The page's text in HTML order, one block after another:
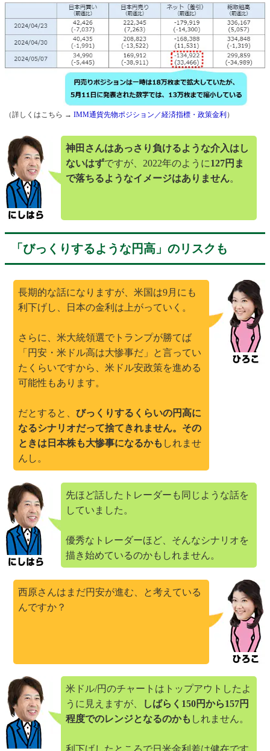
（詳しくはこちら → IMM通貨先物ポジション／経済指標・政策金利 ）
神田さんはあっさり負けるような介入はし
ないはずですが、2022年のように127円ま
で落ちるようなイメージはありません。
「びっくりするような円高」のリスクも
長期的な話になりますが、米国は9月にも
利下げし、日本の金利は上がっていく。
さらに、米大統領選でトランプが勝てば
「円安・米ドル高は大惨事だ」と言ってい
たくらいですから、米ドル安政策を進める
可能性もあります。
だとすると、 びっくりするくらいの円高に
なるシナリオだって捨てきれません。その
ときは日本株も大惨事になるかも しれませ
んし。
先ほど話したトレーダーも同じような話を
していました。
優秀なトレーダーほど、そんなシナリオを
描き始めているのかもしれません。
西原さんはまだ円安が進む、と考えている
んですか？
米ドル/円のチャートはトップアウトしたよ
うに見えますが、
しばらく150円から157円
程度でのレンジとなるのかも しれません。